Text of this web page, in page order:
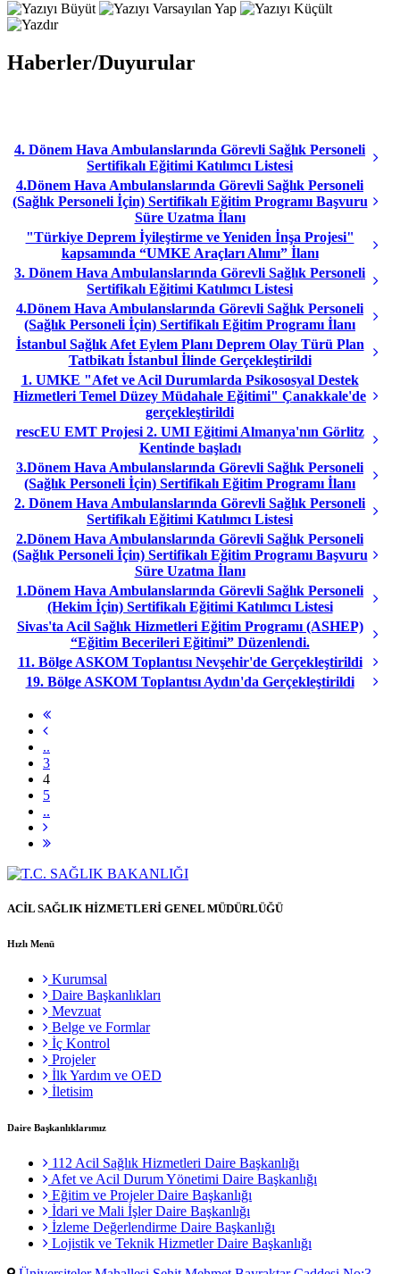
Haberler/Duyurular
4. Dönem Hava Ambulanslarında Görevli Sağlık Personeli
Sertifikalı Eğitimi Katılımcı Listesi
4.Dönem Hava Ambulanslarında Görevli Sağlık Personeli
(Sağlık Personeli İçin) Sertifikalı Eğitim Programı Başvuru
Süre Uzatma İlanı
"Türkiye Deprem İyileştirme ve Yeniden İnşa Projesi"
kapsamında “UMKE Araçları Alımı” İlanı
3. Dönem Hava Ambulanslarında Görevli Sağlık Personeli
Sertifikalı Eğitimi Katılımcı Listesi
4.Dönem Hava Ambulanslarında Görevli Sağlık Personeli
(Sağlık Personeli İçin) Sertifikalı Eğitim Programı İlanı
İstanbul Sağlık Afet Eylem Planı Deprem Olay Türü Plan
Tatbikatı İstanbul İlinde Gerçekleştirildi
1. UMKE "Afet ve Acil Durumlarda Psikososyal Destek
Hizmetleri Temel Düzey Müdahale Eğitimi" Çanakkale'de
gerçekleştirildi
rescEU EMT Projesi 2. UMI Eğitimi Almanya'nın Görlitz
Kentinde başladı
3.Dönem Hava Ambulanslarında Görevli Sağlık Personeli
(Sağlık Personeli İçin) Sertifikalı Eğitim Programı İlanı
2. Dönem Hava Ambulanslarında Görevli Sağlık Personeli
Sertifikalı Eğitimi Katılımcı Listesi
2.Dönem Hava Ambulanslarında Görevli Sağlık Personeli
(Sağlık Personeli İçin) Sertifikalı Eğitim Programı Başvuru
Süre Uzatma İlanı
1.Dönem Hava Ambulanslarında Görevli Sağlık Personeli
(Hekim İçin) Sertifikalı Eğitimi Katılımcı Listesi
Sivas'ta Acil Sağlık Hizmetleri Eğitim Programı (ASHEP)
“Eğitim Becerileri Eğitimi” Düzenlendi.
11. Bölge ASKOM Toplantısı Nevşehir'de Gerçekleştirildi
19. Bölge ASKOM Toplantısı Aydın'da Gerçekleştirildi
..
3
4
5
..
ACİL SAĞLIK HİZMETLERİ GENEL MÜDÜRLÜĞÜ
Hızlı Menü
Kurumsal
Daire Başkanlıkları
Mevzuat
Belge ve Formlar
İç Kontrol
Projeler
İlk Yardım ve OED
İletisim
Daire Başkanlıklarımız
112 Acil Sağlık Hizmetleri Daire Başkanlığı
Afet ve Acil Durum Yönetimi Daire Başkanlığı
Eğitim ve Projeler Daire Başkanlığı
İdari ve Mali İşler Daire Başkanlığı
İzleme Değerlendirme Daire Başkanlığı
Lojistik ve Teknik Hizmetler Daire Başkanlığı